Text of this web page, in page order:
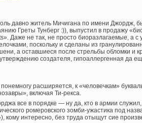
давно житель Мичигана по имени Джордж,
Греты Тунберг :)), выпустил в продажу
Даже не так, не просто биоразлагаемые, а
поскольку и сделаны из
а оставшиеся после стрельбы обломки и
создателя, гипоаллергенная да
расширяется, к «человечкам»
включая Ти-рекса.
все в порядке — ну да, кто в армии служил,
ромеровского зомби-ужастика под
кому интересно, без труда отыщут сие